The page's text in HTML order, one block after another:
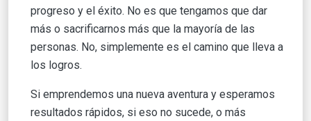
progreso y el éxito. No es que tengamos que dar
más o sacrificarnos más que la mayoría de las
personas. No, simplemente es el camino que lleva a
los logros.
Si emprendemos una nueva aventura y esperamos
resultados rápidos, si eso no sucede, o más